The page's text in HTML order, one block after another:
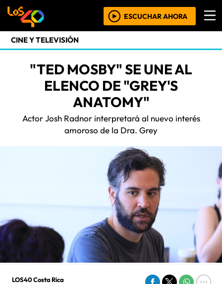
ESCUCHAR AHORA
CINE Y TELEVISIÓN
"TED MOSBY" SE UNE AL
ELENCO DE "GREY'S
ANATOMY"
Actor Josh Radnor interpretará al nuevo interés
amoroso de la Dra. Grey
LOS40 Costa Rica